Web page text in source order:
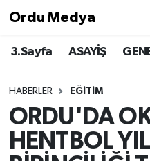
Ordu Medya
3.Sayfa ASAYİŞ
HABERLER EĞİTİM
ORDU'DA
HENTBOL
ASAYİŞ
Basketbol
Bilim & Teknoloji
Borsa
Nöbetçi Eczaneler
Hava Durumu
Namaz Vakitleri
Trafik Durumu